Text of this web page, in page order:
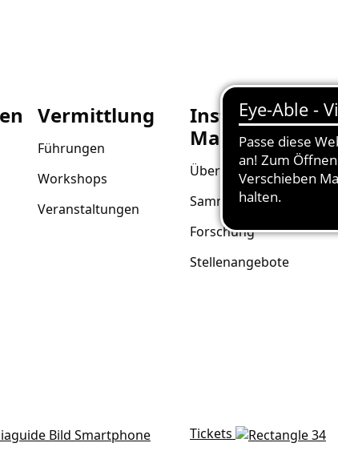
Vermittlung
Führungen
Workshops
Veranstaltungen
Institut
Mathildenhöhe
Über uns
Sammlung
Forschung
Stellenangebote
Tickets